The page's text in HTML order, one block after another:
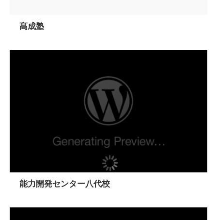
髙成塾
能力開発センター八代校